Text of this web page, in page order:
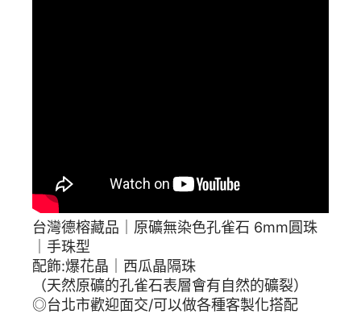
台灣德榕藏品｜原礦無染色孔雀石 6mm圓珠
｜手珠型
配飾:爆花晶｜西瓜晶隔珠
（天然原礦的孔雀石表層會有自然的礦裂）
◎台北市歡迎面交/可以做各種客製化搭配